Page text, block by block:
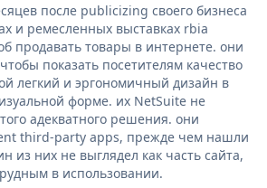
после publicizing своего бизнеса
и ремесленных выставках rbia
продавать товары в интернете. они
показать посетителям качество
легкий и эргономичный дизайн в
форме. их NetSuite не
адекватного решения. они
third-party apps, прежде чем нашли
из них не выглядел как часть сайта,
в использовании.